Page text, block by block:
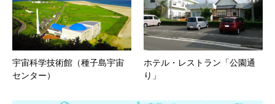
宇宙科学技術館（種子島宇宙
センター）
ホテル・レストラン「公園通
り」